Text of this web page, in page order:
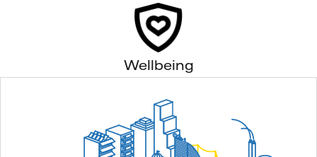
Wellbeing